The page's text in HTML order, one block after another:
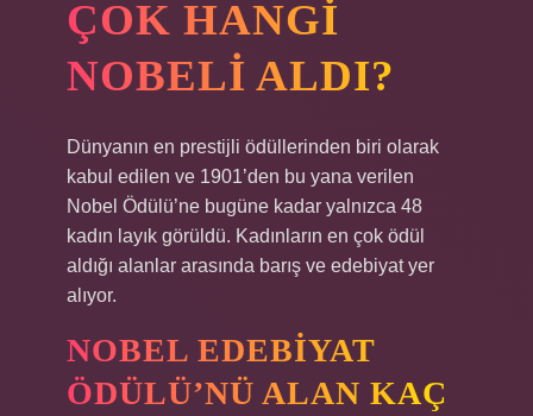
ÇOK HANGI
NOBELI ALDI?
Dünyanın en prestijli ödüllerinden biri olarak
kabul edilen ve 1901’den bu yana verilen
Nobel Ödülü’ne bugüne kadar yalnızca 48
kadın layık görüldü. Kadınların en çok ödül
aldığı alanlar arasında barış ve edebiyat yer
alıyor.
NOBEL EDEBIYAT
ÖDÜLÜ’NÜ ALAN KAÇ